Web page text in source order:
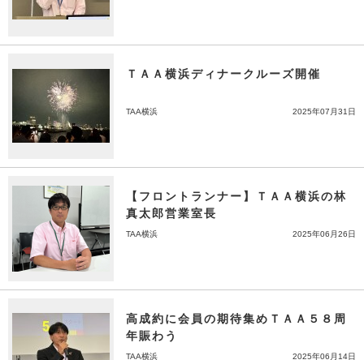
ＴＡＡ横浜ディナークルーズ開催
TAA横浜 2025年07月31日
【フロントランナー】ＴＡＡ横浜の林
真太郎営業室長
TAA横浜 2025年06月26日
高成約に会員の期待集めＴＡＡ５８周
年賑わう
TAA横浜 2025年06月14日